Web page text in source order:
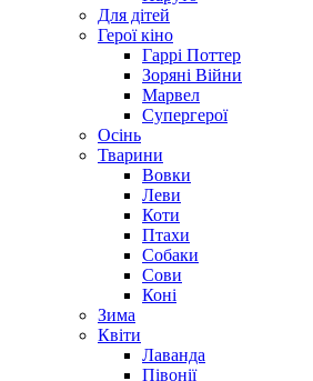
Для дітей
Герої кіно
Гаррі Поттер
Зоряні Війни
Марвел
Супергерої
Осінь
Тварини
Вовки
Леви
Коти
Птахи
Собаки
Сови
Коні
Зима
Квіти
Лаванда
Півонії